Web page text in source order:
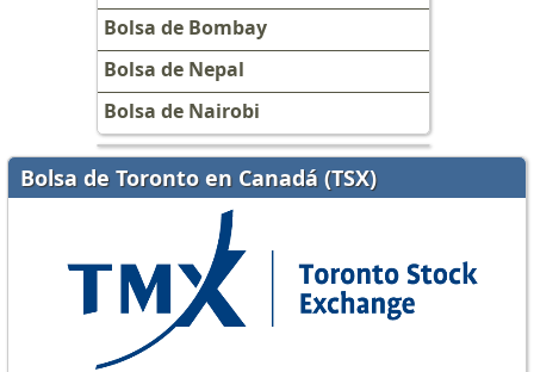
Bolsa de Bombay
Bolsa de Nepal
Bolsa de Nairobi
Bolsa de Toronto en Canadá (TSX)